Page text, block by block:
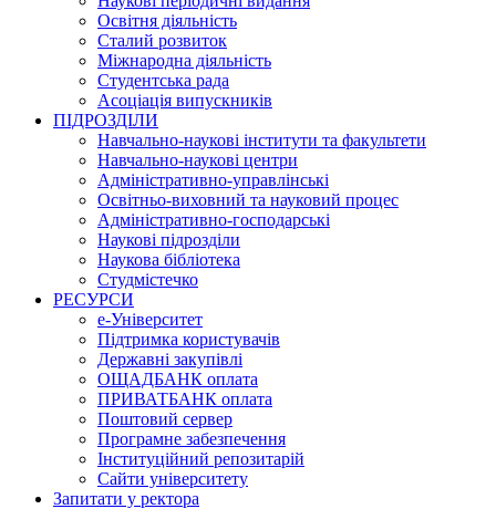
Освітня діяльність
Сталий розвиток
Міжнародна діяльність
Студентська рада
Асоціація випускників
ПІДРОЗДІЛИ
Навчально-наукові інститути та факультети
Навчально-наукові центри
Адміністративно-управлінські
Освітньо-виховний та науковий процес
Адміністративно-господарські
Наукові підрозділи
Наукова бібліотека
Студмістечко
РЕСУРСИ
е-Університет
Підтримка користувачів
Державні закупівлі
ОЩАДБАНК оплата
ПРИВАТБАНК оплата
Поштовий сервер
Програмне забезпечення
Інституційний репозитарій
Сайти університету
Запитати у ректора